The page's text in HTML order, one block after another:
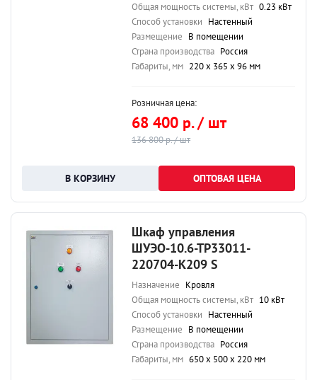
Общая мощность системы, кВт 0.23 кВт
Способ установки Настенный
Размещение В помещении
Страна производства Россия
Габариты, мм 220 х 365 х 96 мм
Розничная цена:
68 400 р. / шт
136 800 р. / шт
ОПТОВАЯ ЦЕНА
Шкаф управления
ШУЭО-10.6-ТР33011-
220704-К209 S
Назначение Кровля
Общая мощность системы, кВт 10 кВт
Способ установки Настенный
Размещение В помещении
Страна производства Россия
Габариты, мм 650 х 500 х 220 мм